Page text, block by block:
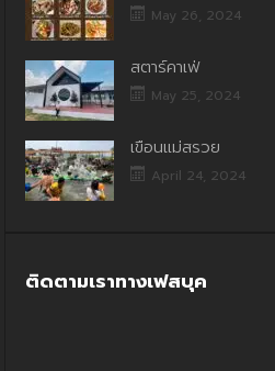
May 26, 2024
สตาร์คาเฟ่
May 25, 2024
เขื่อนแม่สรวย
April 24, 2024
ติดตามเราทางเฟสบุค